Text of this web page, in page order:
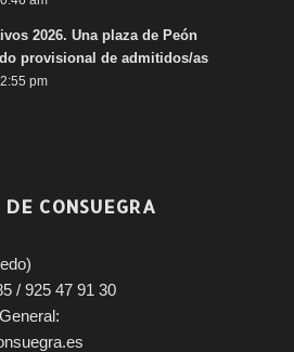
2026. Una plaza de Peón
provisional de admitidos/as
pm
CONSUEGRA
/ 925 47 91 30